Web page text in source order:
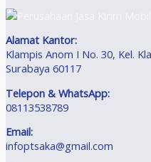
Alamat Kantor:
Klampis Anom I No. 30, Kel.
Surabaya 60117
Telepon & WhatsApp:
08113538789
Email:
infoptsaka@gmail.com